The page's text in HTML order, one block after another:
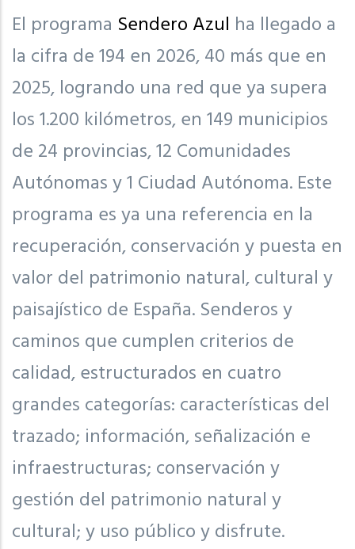
El programa Sendero Azul ha llegado a
la cifra de 194 en 2026, 40 más que en
2025, logrando una red que ya supera
los 1.200 kilómetros, en 149 municipios
de 24 provincias, 12 Comunidades
Autónomas y 1 Ciudad Autónoma. Este
programa es ya una referencia en la
recuperación, conservación y puesta en
valor del patrimonio natural, cultural y
paisajístico de España. Senderos y
caminos que cumplen criterios de
calidad, estructurados en cuatro
grandes categorías: características del
trazado; información, señalización e
infraestructuras; conservación y
gestión del patrimonio natural y
cultural; y uso público y disfrute.